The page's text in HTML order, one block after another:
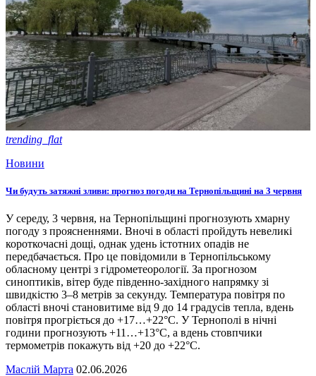
trending_flat
Новини
Чи будуть затяжні зливи: прогноз погоди на Тернопільщині на 3 червня
У середу, 3 червня, на Тернопільщині прогнозують хмарну
погоду з проясненнями. Вночі в області пройдуть невеликі
короткочасні дощі, однак удень істотних опадів не
передбачається. Про це повідомили в Тернопільському
обласному центрі з гідрометеорології. За прогнозом
синоптиків, вітер буде південно-західного напрямку зі
швидкістю 3–8 метрів за секунду. Температура повітря по
області вночі становитиме від 9 до 14 градусів тепла, вдень
повітря прогріється до +17…+22°C. У Тернополі в нічні
години прогнозують +11…+13°C, а вдень стовпчики
термометрів покажуть від +20 до +22°C.
Маслій Марта 02.06.2026